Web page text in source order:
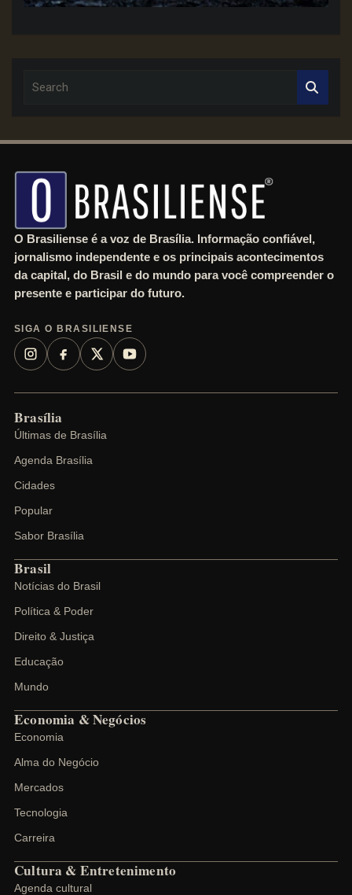
c
O Brasiliense é a voz de Brasília. Informação confiável,
jornalismo independente e os principais acontecimentos
da capital, do Brasil e do mundo para você compreender o
presente e participar do futuro.
SIGA O BRASILIENSE
Brasília
Últimas de Brasília
Agenda Brasília
Cidades
Popular
Sabor Brasília
Brasil
Notícias do Brasil
Política & Poder
Direito & Justiça
Educação
Mundo
Economia & Negócios
Economia
Alma do Negócio
Mercados
Tecnologia
Carreira
Cultura & Entretenimento
Agenda cultural